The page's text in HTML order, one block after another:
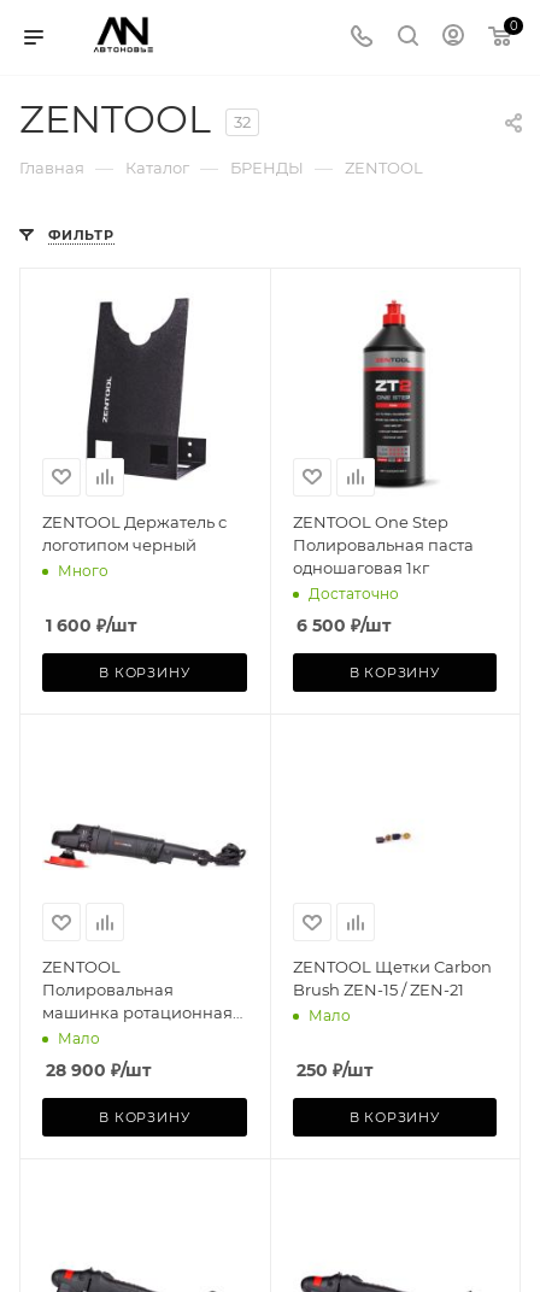
0
ZENTOOL 32
Главная — Каталог — БРЕНДЫ — ZENTOOL
ФИЛЬТР
ZENTOOL Держатель с
логотипом черный
Много
1 600 ₽/шт
В КОРЗИНУ
ZENTOOL One Step
Полировальная паста
одношаговая 1кг
Достаточно
6 500 ₽/шт
В КОРЗИНУ
ZENTOOL
Полировальная
машинка ротационная
ZEN-R 125мм
Мало
28 900 ₽/шт
В КОРЗИНУ
ZENTOOL Щетки Carbon
Brush ZEN-15 / ZEN-21
Мало
250 ₽/шт
В КОРЗИНУ